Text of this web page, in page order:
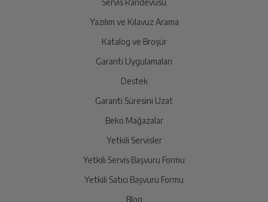
Ürünü eksiksiz ve hasarsız olarak faturası ile birlikte
İade Talebiniz Onaylansın
Yetkili servis gerekli kontrolleri sağladıktan sonra İade
süreciniz tamamlanacaktır.
Ücretiniz İade Edilsin
Servis Randevusu
Yazılım ve Kılavuz Arama
Katalog ve Broşür
Garanti Uygulamaları
Destek
Garanti Süresini Uzat
Beko Mağazalar
Yetkili Servisler
Yetkili Servis Başvuru Formu
Yetkili Satıcı Başvuru Formu
Blog